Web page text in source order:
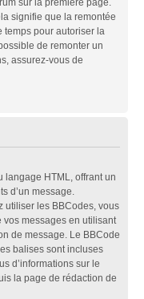
sur la première page.
signifie que la remontée
temps pour autoriser la
de remonter un
assurez-vous de
langage HTML, offrant un
d’un message.
utiliser les BBCodes, vous
messages en utilisant
de message. Le BBCode
balises sont incluses
d’informations sur le
la page de rédaction de